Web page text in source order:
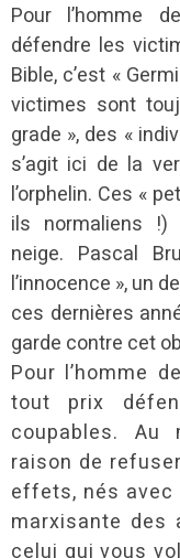
Pour l’homme
défendre les
Bible, c’est «
victimes sont
grade », des «
s’agit ici de la
l’orphelin. Ces «
ils normaliens !)
neige. Pascal
l’innocence », un
ces dernières
garde contre cet
Pour l’homme
tout prix
coupables. Au
raison de
effets, nés
marxisante des
celui qui vous